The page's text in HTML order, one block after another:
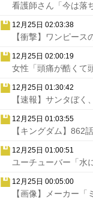
看護師さん「今は落
12月25日 02:03:38
【衝撃】ワンピース
12月25日 02:00:19
女性「頭痛が酷くて
12月25日 01:30:42
【速報】サンタぼく
12月25日 01:03:55
【キングダム】862
12月25日 01:00:51
ユーチューバー「水
12月25日 00:05:00
【画像】メーカー「